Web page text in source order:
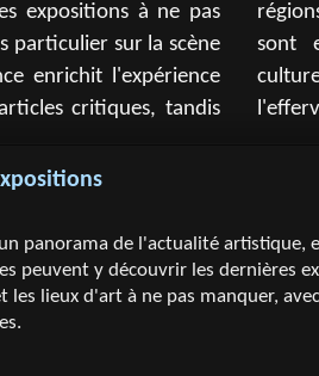
expositions à ne pas
particulier sur la scène
enrichit l'expérience
critiques, tandis
Ces ressources
planifier des visites
et rester connecté à
panorama de l'actualité artistique,
peuvent y découvrir les dernières
les lieux d'art à ne pas manquer,